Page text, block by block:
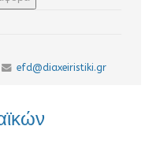
efd@diaxeiristiki.gr